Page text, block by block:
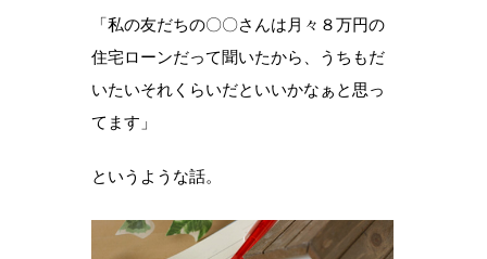
「私の友だちの〇〇さんは月々８万円の
住宅ローンだって聞いたから、うちもだ
いたいそれくらいだといいかなぁと思っ
てます」
というような話。